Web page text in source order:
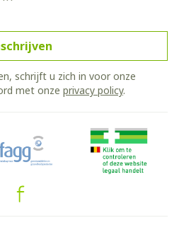
schrijft u zich in voor onze
met onze privacy policy.